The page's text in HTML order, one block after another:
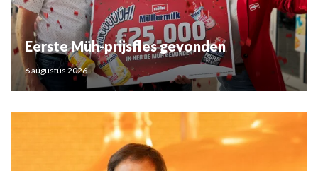
Eerste Müh-prijsfles gevonden
6 augustus 2026